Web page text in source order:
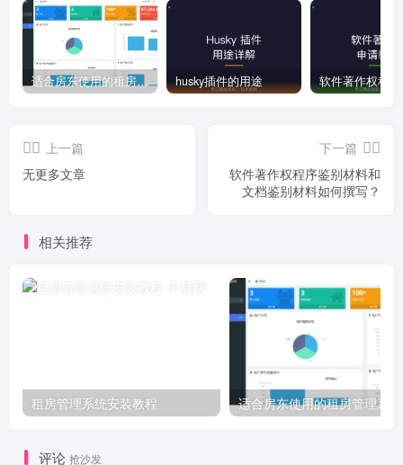
适合房东使用的租房管理系统 husky插件的用途
上一篇
无更多文章
下一篇
软件著作权程序鉴别材料和
文档鉴别材料如何撰写？
相关推荐
租房管理系统安装教程 适合房东使用的租房管理系统
评论 抢沙发